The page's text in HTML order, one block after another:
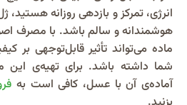
انرژی، تمرکز و بازدهی روزانه هستید،
هوشمندانه و سالم باشد. با مصرف
ماده می‌تواند تأثیر قابل‌توجهی بر
شما داشته باشد. برای تهیه‌ی
آماده‌ی آن با عسل، کافی است به